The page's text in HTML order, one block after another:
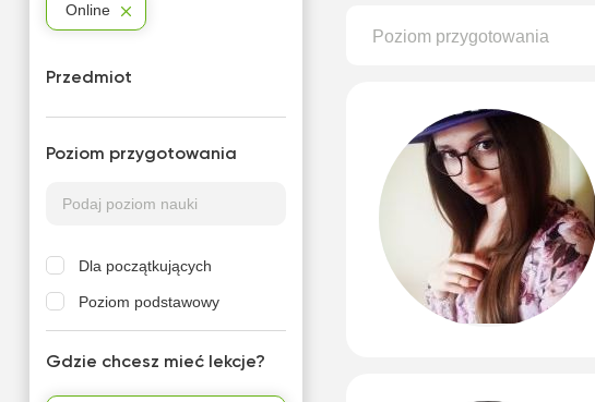
Poziom przygotowania
Online
Przedmiot
Poziom przygotowania
Dla początkujących
Poziom podstawowy
Gdzie chcesz mieć lekcje?